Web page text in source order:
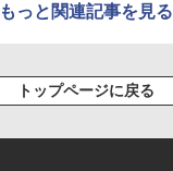
もっと関連記事を見る
トップページに戻る